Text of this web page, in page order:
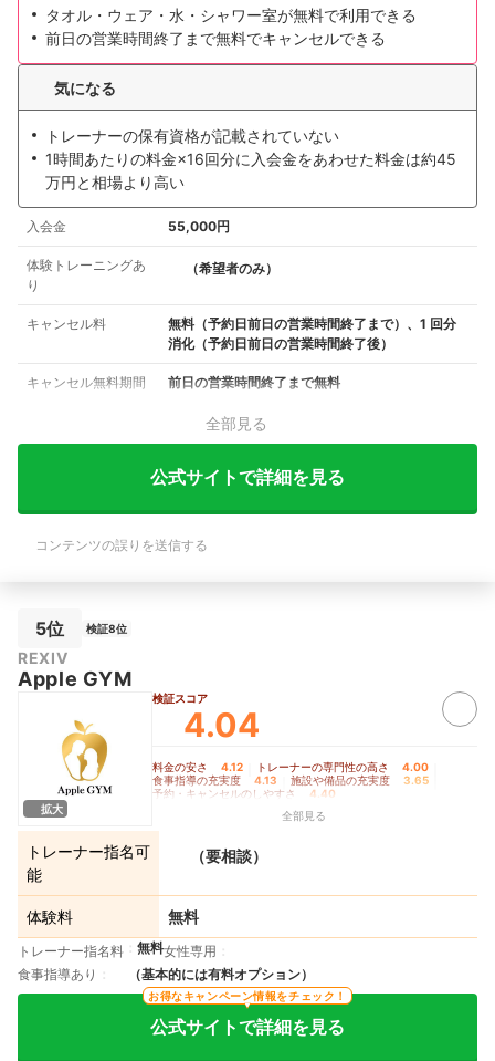
タオル・ウェア・水・シャワー室が無料で利用できる
前日の営業時間終了まで無料でキャンセルできる
気になる
トレーナーの保有資格が記載されていない
1時間あたりの料金×16回分に入会金をあわせた料金は約45
万円と相場より高い
入会金 55,000円
体験トレーニングあ
り
（希望者のみ）
キャンセル料
無料（予約日前日の営業時間終了まで）、1 回分
消化（予約日前日の営業時間終了後）
キャンセル無料期間 前日の営業時間終了まで無料
全部見る
公式サイトで詳細を見る
コンテンツの誤りを送信する
5位 検証8位
REXIV
Apple GYM
拡大
検証スコア
4.04
料金の安さ 4.12 トレーナーの専門性の高さ 4.00
食事指導の充実度 4.13 施設や備品の充実度 3.65
予約・キャンセルのしやすさ
4.40
全部見る
トレーナー指名可
能
（要相談）
体験料 無料
トレーナー指名料 無料女性専用
食事指導あり
（基本的には有料オプション）
公式サイトで詳細を見る
お得なキャンペーン情報をチェック！